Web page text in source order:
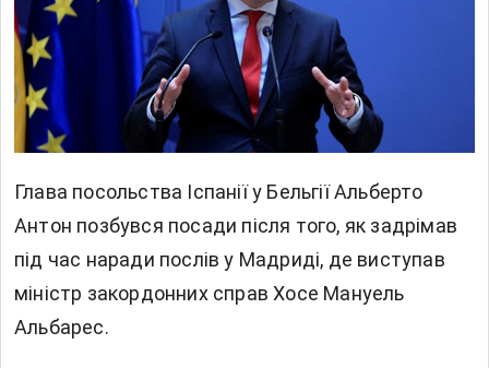
Глава посольства Іспанії у Бельгії Альберто
Антон позбувся посади після того, як задрімав
під час наради послів у Мадриді, де виступав
міністр закордонних справ Хосе Мануель
Альбарес.